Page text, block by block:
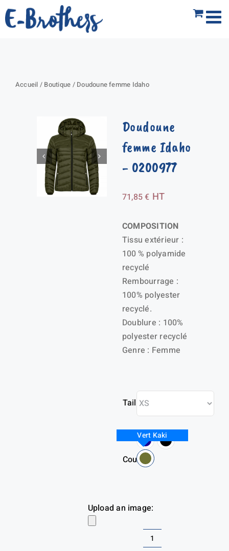
Passer
au
Accueil / Boutique / Doudoune femme Idaho
Doudoune
femme Idaho
- 0200977
71,85€ HT
COMPOSITION
Tissu extérieur :
100 % polyamide
recyclé
Rembourrage :
100% polyester
recyclé.
Doublure : 100%
polyester recyclé
Genre : Femme
Taille
Couleur
Upload an image:
quantité